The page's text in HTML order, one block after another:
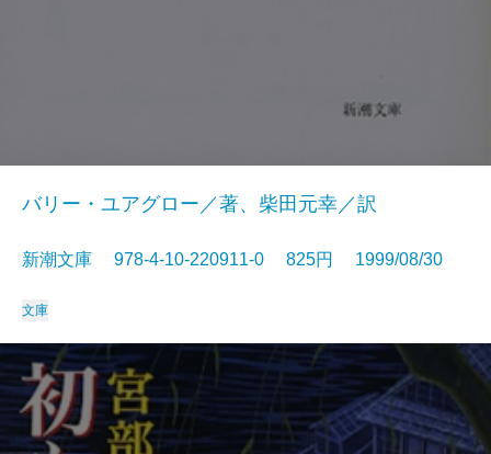
バリー・ユアグロー／著、柴田元幸／訳
新潮文庫 978-4-10-220911-0 825円 1999/08/30
文庫